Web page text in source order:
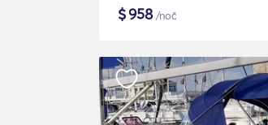
$958/noč